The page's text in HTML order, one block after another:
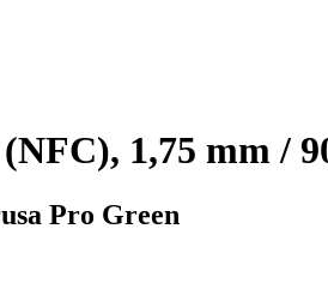
1,75 mm /
Pro Green